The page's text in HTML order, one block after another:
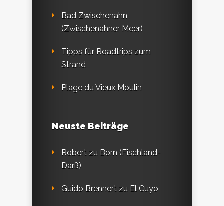
Bad Zwischenahn
(Zwischenahner Meer)
Tipps für Roadtrips zum
Strand
Plage du Vieux Moulin
Neuste Beiträge
Robert zu Born (Fischland-
Darß)
Guido Brennert zu El Cuyo